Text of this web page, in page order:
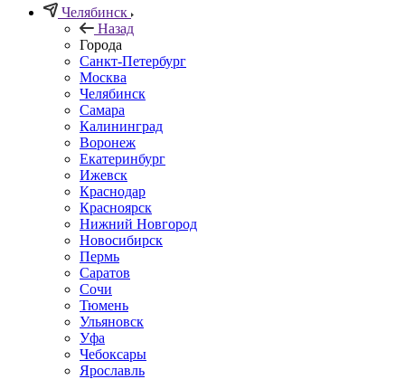
Челябинск
Назад
Города
Санкт-Петербург
Москва
Челябинск
Самара
Калининград
Воронеж
Екатеринбург
Ижевск
Краснодар
Красноярск
Нижний Новгород
Новосибирск
Пермь
Саратов
Сочи
Тюмень
Ульяновск
Уфа
Чебоксары
Ярославль